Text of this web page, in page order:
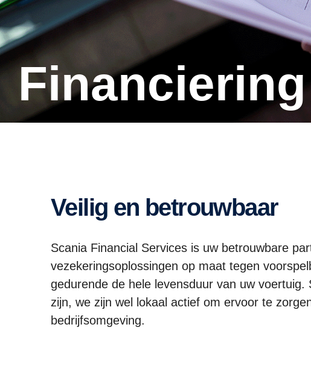
Veilig en betrouwbaar
Scania Financial Services is uw betrouwbare
vezekeringsoplossingen op maat tegen
gedurende de hele levensduur van uw
zijn, we zijn wel lokaal actief om ervoor te
bedrijfsomgeving.